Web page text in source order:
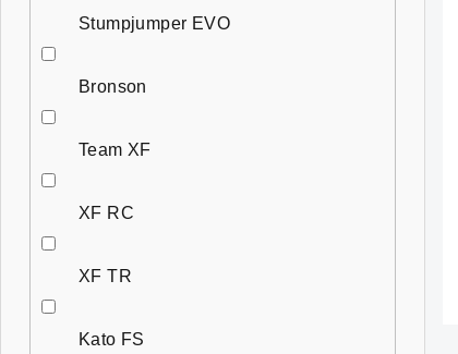
Stumpjumper EVO
Bronson
Team XF
XF RC
XF TR
Kato FS